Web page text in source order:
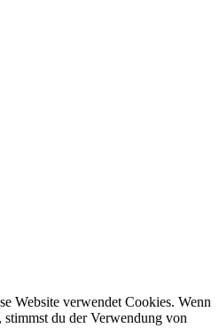
Website verwendet Cookies. Wenn
du der Verwendung von